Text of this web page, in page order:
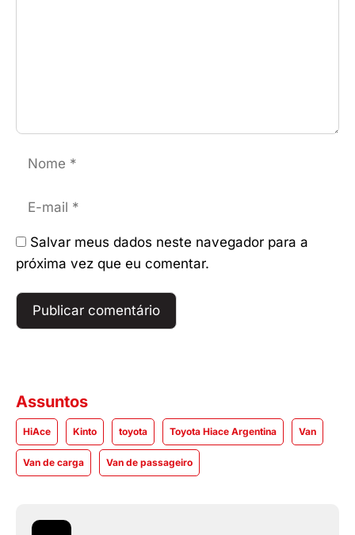
mail
Salvar meus dados neste navegador para a
próxima vez que eu comentar.
Assuntos
HiAce Kinto toyota Toyota Hiace Argentina Van
Van de carga Van de passageiro